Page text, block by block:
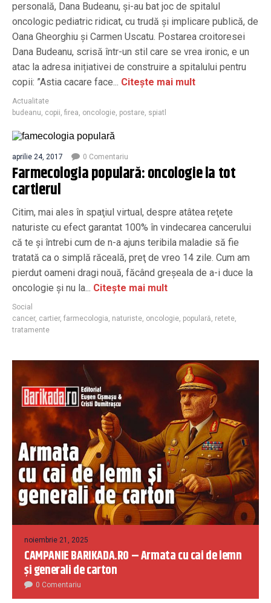
personală, Dana Budeanu, și-au bat joc de spitalul
oncologic pediatric ridicat, cu trudă și implicare publică, de
Oana Gheorghiu și Carmen Uscatu. Postarea croitoresei
Dana Budeanu, scrisă într-un stil care se vrea ironic, e un
atac la adresa inițiativei de construire a spitalului pentru
copii: ”Astia cacare face... Citește mai mult
Actualitate
budeanu, copii, firea, oncologie, postare, spiatl
aprilie 24, 2017 0 Comentariu
Farmecologia populară: oncologie la tot
cartierul
Citim, mai ales în spaţiul virtual, despre atâtea reţete
naturiste cu efect garantat 100% în vindecarea cancerului
că te şi întrebi cum de n-a ajuns teribila maladie să fie
tratată ca o simplă răceală, preţ de vreo 14 zile. Cum am
pierdut oameni dragi nouă, făcând greşeala de a-i duce la
oncologie şi nu la... Citește mai mult
Social
cancer, cartier, farmecologia, naturiste, oncologie, populară, retete,
tratamente
noiembrie 21, 2025
CAMPANIE BARIKADA.RO – Armata cu cai de lemn
și generali de carton
0 Comentariu